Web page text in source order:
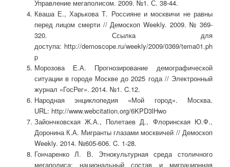
Управление мегаполисом. 2009. №1. С. 38-44.
Кваша Е., Харькова Т. Россияне и москвичи не равны
перед лицом смерти // Демоскоп Weekly. 2009. № 369-
320. Ссылка для
доступа: http://demoscope.ru/weekly/2009/0369/tema01.ph
p
Морозова Е.А. Прогнозирование демографической
ситуации в городе Москве до 2025 года // Электронный
журнал «ГосРег». 2014. №1. C.12.
Народная энциклопедия «Мой город». Москва.
URL: http://www.webcitation.org/6KPD3lHwo
Зайончковская Ж.А., Полетаев Д., Флоринская Ю.Ф.,
Доронина К.А. Мигранты глазами москвичей // Демоскоп
Weekly. 2014. №605-606. C. 1-28.
Гончаренко Л. В. Этнокультурная среда столичного
мегаполиса: национальный состав и миграционная